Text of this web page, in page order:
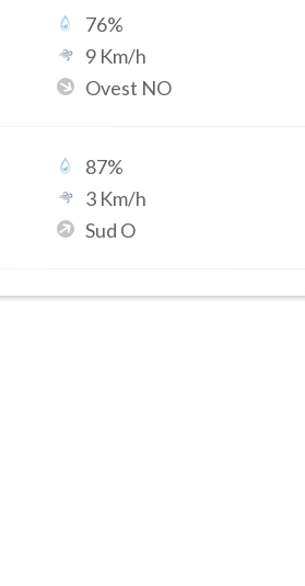
76%
9 Km/h
Ovest NO
87%
3 Km/h
Sud O